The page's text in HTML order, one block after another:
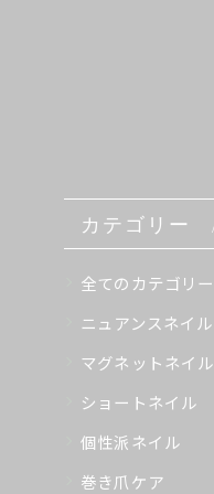
カテゴリー
全てのカテゴリー
ニュアンスネイル
マグネットネイル
ショートネイル
個性派ネイル
巻き爪ケア